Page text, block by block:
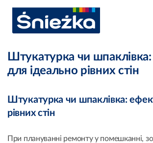
Штукатурка чи
для ідеально рівних стін
Штукатурка чи шпаклівка:
рівних стін
При плануванні ремонту у помешканні,